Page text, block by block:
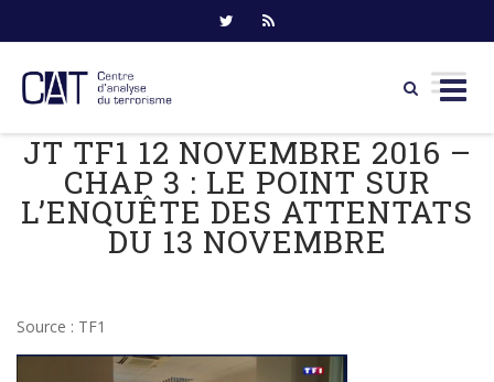
Skip
to
content
JT TF1 12 NOVEMBRE 2016 –
CHAP 3 : LE POINT SUR
L’ENQUÊTE DES ATTENTATS
DU 13 NOVEMBRE
Source : TF1